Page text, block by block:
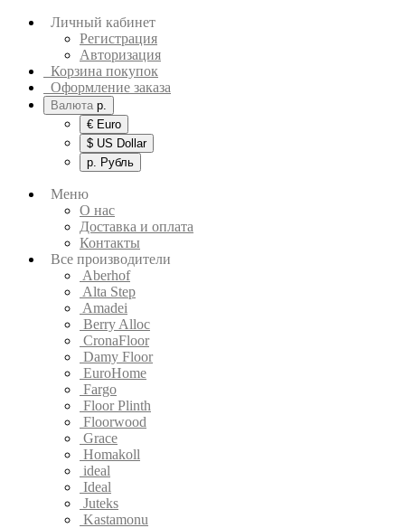
Личный кабинет
Регистрация
Авторизация
Корзина покупок
Оформление заказа
Валюта р.
€ Euro
$ US Dollar
р. Рубль
Меню
О нас
Доставка и оплата
Контакты
Все производители
Aberhof
Alta Step
Amadei
Berry Alloc
CronaFloor
Damy Floor
EuroHome
Fargo
Floor Plinth
Floorwood
Grace
Homakoll
ideal
Ideal
Juteks
Kastamonu